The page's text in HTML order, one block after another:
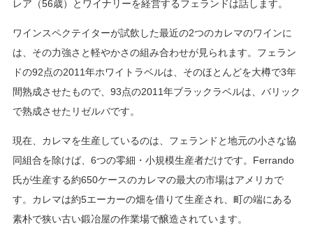
レア（56歳）とワイナリーを経営するフェランドは話します。
ワインスペクテイターが試飲した最近の2つのカレマのワインに
は、その力強さと軽やかさの組み合わせが見られます。フェラン
ドの92点の2011年ホワイトラベルは、そのほとんどを大樽で3年
間熟成させたもので、93点の2011年ブラックラベルは、バリック
で熟成させたリゼルバです。
現在、カレマを生産しているのは、フェランドと地元の小さな協
同組合を除けば、6つの零細・小規模生産者だけです。Ferrando
氏が生産する約650ケースのカレマの最大の市場はアメリカで
す。カレマは約5エーカーの畑を借りて生産され、町の端にある
素朴で狭い古い鍛冶屋の作業場で醸造されています。